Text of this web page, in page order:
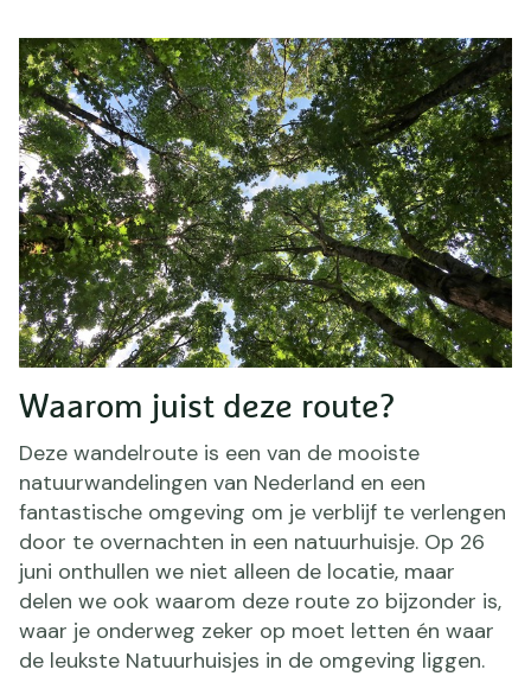
Waarom juist deze route?
Deze wandelroute is een van de mooiste
natuurwandelingen van Nederland en een
fantastische omgeving om je verblijf te verlengen
door te overnachten in een natuurhuisje. Op 26
juni onthullen we niet alleen de locatie, maar
delen we ook waarom deze route zo bijzonder is,
waar je onderweg zeker op moet letten én waar
de leukste Natuurhuisjes in de omgeving liggen.